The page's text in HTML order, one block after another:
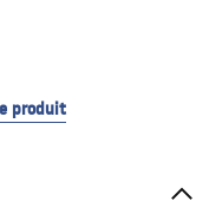
produit